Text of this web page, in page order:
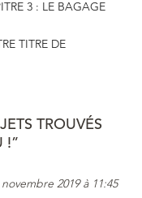
3 : LE BAGAGE
TITRE DE
TROUVÉS
!”
2019 à 11:45